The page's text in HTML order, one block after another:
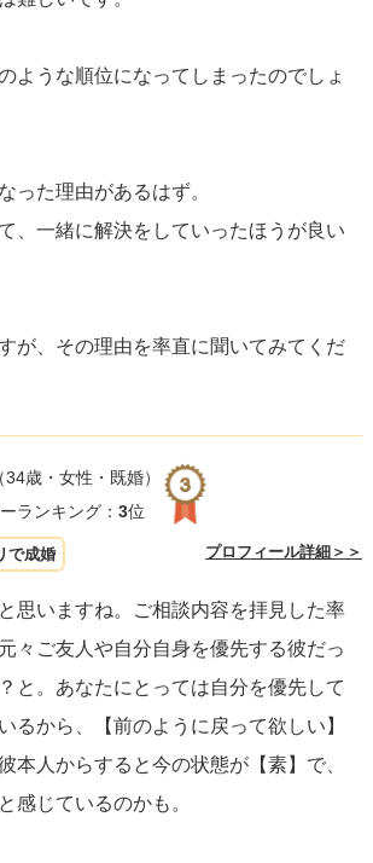
う反応するかという外部の要因より
るならその愛をどう表現し、どう受け
が話し合って理解し合える関係が理想
なるにせよ、最終的にはあなた自身の
ような順位になってしまったのでしょ
った理由があるはず。
、一緒に解決をしていったほうが良い
が、その理由を率直に聞いてみてくだ
34歳・女性・既婚）
ランキング： 3位
で成婚 プロフィール詳細＞＞
思いますね。ご相談内容を拝見した率
々ご友人や自分自身を優先する彼だっ
と。あなたにとっては自分を優先して
るから、【前のように戻って欲しい】
本人からすると今の状態が【素】で、
感じているのかも。